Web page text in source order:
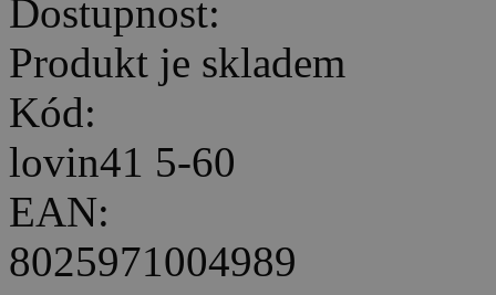
Dostupnost:
Produkt je skladem
Kód:
lovin41 5-60
EAN:
8025971004989